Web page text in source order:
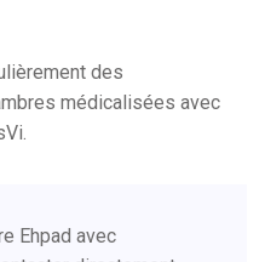
des
médicalisées avec
Ehpad avec